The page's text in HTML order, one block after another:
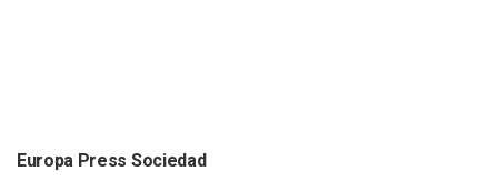
Europa Press Sociedad